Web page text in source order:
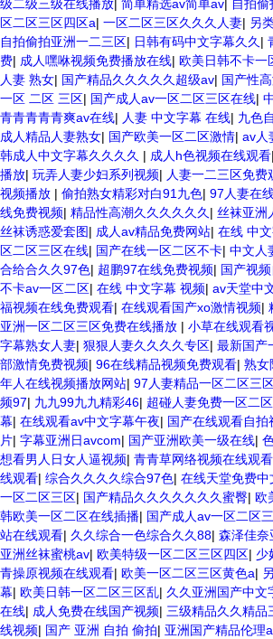
级二级三级在线播放 简单精选av简单av 自拍
区二区三区四区a| 一区二区三区久久久人妻| 另
自拍偷拍亚洲一二三区| 日韩有码中文字幕久久 |
费| 成人嘿咻视频免费播放在线| 欧美日韩不卡一
人妻 熟女| 国产精品久久久久久超级av| 国产性
一区 二区 三区| 国产成人av一区二区三区在线|
青青青青青爽av在线| 人妻 中文字幕 在线| 九色
成人精品人妻熟女| 国产欧美一区二区激情| av人
韩成人中文字幕久久久久 | 成人h色视频在线观看|
播放| 玩弄人妻少妇系列视频| 人妻一二三区免费
视频播放 | 偷拍熟女精彩对白91九色| 97人妻在
线免费视频| 精品性高潮久久久久久久 | 丝袜亚洲
丝袜诱惑爱套图| 成人av精品免费网站| 在线 中
区二区三区在线| 国产在线一区二区不卡| 中文人
合给合久久97色| 超鹏97在线免费视频| 国产视
不卡av一区二区| 在线 中文字幕 视频| av天堂中
福视频在线免费观看| 在线观看国产xo激情视频|
亚洲一区二区三区免费在线播放 | 小草在线观看
字幕熟女人妻| 狠狠人妻久久久久专区| 最新国产
部激情免费视频| 96在线精品视频免费观看| 熟女
年人在线视频播放网站| 97人妻精品一区二区三
频97| 九九99九九精彩46| 超碰人妻免费一区二区
幕| 在线观看av中文字幕午夜| 国产在线观看自拍
片| 字幕亚洲日avcom| 国产亚洲欧美一级在线|
想看男人日女人逼视频| 青青草网络视频在线观
线观看| 综合久久久久综合97色| 在线天堂免费中
一区二区三区| 国产精品久久久久久久久蜜臀| 欧
韩欧美一区二区在线插播| 国产成人av一区二区
站在线观看| 久久综合一色综合久久88| 森泽佳奈
亚洲丝袜蜜桃av| 欧美特级一区二区三区四区| 少
青操原视频在线观看| 欧美一区二区三区黄色a|
幕| 欧美日韩一区二区三区乱| 久久亚洲国产中文
在线| 成人免费在线国产视频| 三级精品久久精品
线视频| 国产 亚洲 自拍 偷拍| 亚洲国产精品伦理